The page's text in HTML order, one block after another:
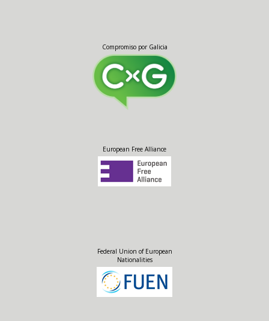
Compromiso por Galicia
European Free Alliance
Federal Union of European
Nationalities